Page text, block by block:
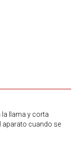
llama y corta
aparato cuando se